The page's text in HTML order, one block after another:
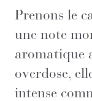
Prenons le
une note
aromatique
overdose,
intense